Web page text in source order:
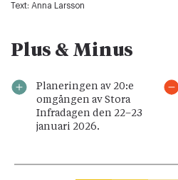
Text: Anna Larsson
Plus & Minus
Planeringen av 20:e
omgången av Stora
Infradagen den 22–23
januari 2026.